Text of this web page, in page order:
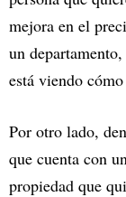
mejora en el
un
está viendo
Por otro lado,
que cuenta con
propiedad que